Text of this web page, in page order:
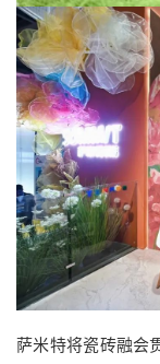
萨米特将瓷砖融会